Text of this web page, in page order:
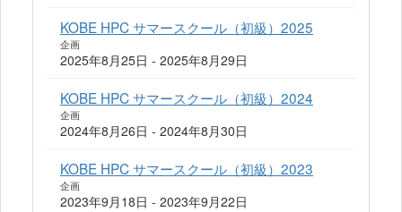
KOBE HPC サマースクール（初級）2025
企画
2025年8月25日 - 2025年8月29日
KOBE HPC サマースクール（初級）2024
企画
2024年8月26日 - 2024年8月30日
KOBE HPC サマースクール（初級）2023
企画
2023年9月18日 - 2023年9月22日